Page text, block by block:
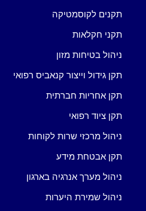
תקנים לקוסמטיקה
תקני חקלאות
ניהול בטיחות מזון
תקן גידול וייצור קנאביס רפואי
תקן אחריות חברתית
תקן ציוד רפואי
ניהול מרכזי שרות לקוחות
תקן אבטחת מידע
ניהול מערך אנרגיה בארגון
ניהול שמירת היערות